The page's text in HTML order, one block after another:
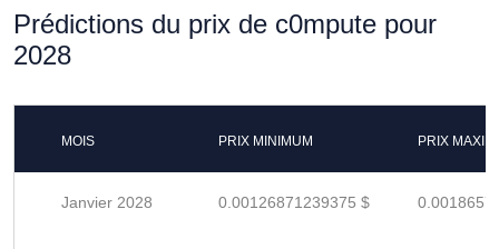
Prédictions du prix de c0mpute pour
2028
MOIS PRIX MINIMUM PRIX
Janvier 2028 0.00126871239375 $